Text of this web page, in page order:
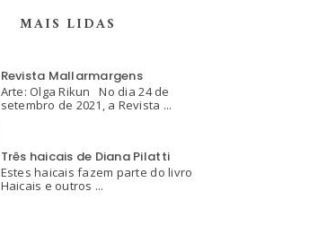
MAIS LIDAS
Revista Mallarmargens
Arte: Olga Rikun No dia 24 de
setembro de 2021, a Revista ...
Três haicais de Diana Pilatti
Estes haicais fazem parte do livro
Haicais e outros ...